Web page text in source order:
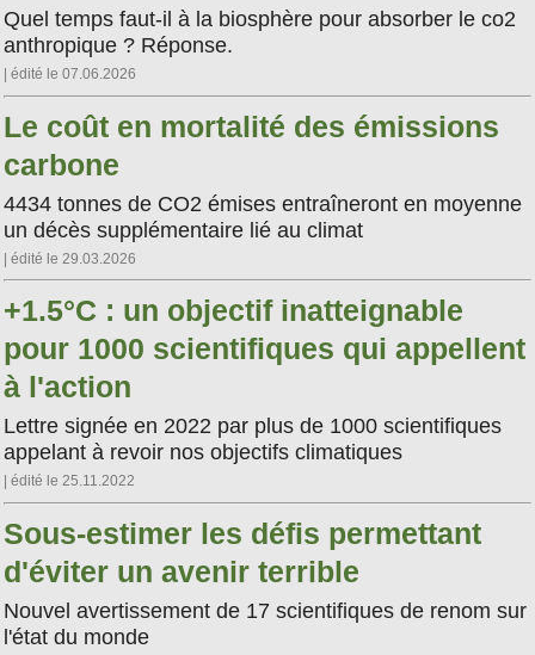
Quel temps faut-il à la biosphère pour absorber le co2
anthropique ? Réponse.
| édité le 07.06.2026
Le coût en mortalité des émissions
carbone
4434 tonnes de CO2 émises entraîneront en moyenne
un décès supplémentaire lié au climat
| édité le 29.03.2026
+1.5°C : un objectif inatteignable
pour 1000 scientifiques qui appellent
à l'action
Lettre signée en 2022 par plus de 1000 scientifiques
appelant à revoir nos objectifs climatiques
| édité le 25.11.2022
Sous-estimer les défis permettant
d'éviter un avenir terrible
Nouvel avertissement de 17 scientifiques de renom sur
l'état du monde